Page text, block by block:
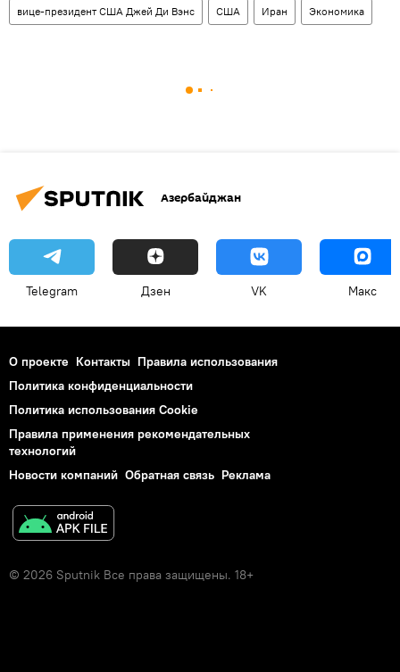
вице-президент США Джей Ди Вэнс США Иран Экономика
Азербайджан
Telegram Дзен VK Макс
О проекте Контакты Правила использования
Политика конфиденциальности
Политика использования Cookie
Правила применения рекомендательных
технологий
Новости компаний Обратная связь Реклама
© 2026 Sputnik Все права защищены. 18+